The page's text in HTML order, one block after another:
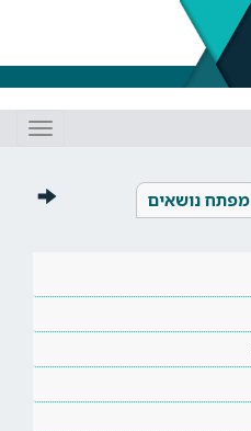
מפתח נושאים